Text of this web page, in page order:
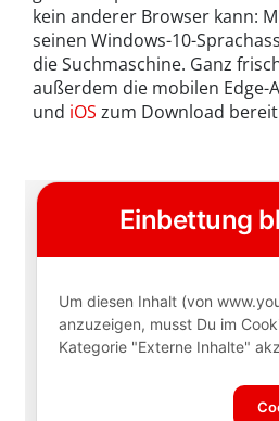
kein anderer Browser kann:
seinen Windows-10-
die Suchmaschine. Ganz
außerdem die mobilen Edge-
und iOS zum Download